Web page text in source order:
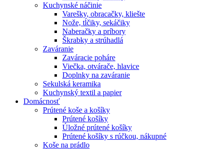
Kuchynské náčinie
Varešky, obracačky, kliešte
Nože, tĺčiky, sekáčiky
Naberačky a príbory
Škrabky a strúhadlá
Zaváranie
Zaváracie poháre
Viečka, otvárače, hlavice
Doplnky na zaváranie
Sekulská keramika
Kuchynský textil a papier
Domácnosť
Prútené koše a košíky
Prútené košíky
Úložné prútené košíky
Prútené košíky s rúčkou, nákupné
Koše na prádlo